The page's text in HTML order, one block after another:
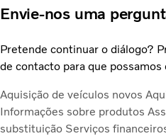
Envie-nos uma
Pretende continuar o diálogo?
de contacto para que
Aquisição de veículos novos
Informações sobre produtos
substituição Serviços